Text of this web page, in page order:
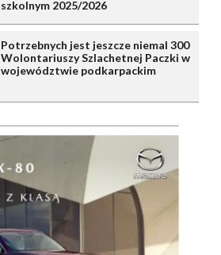
szkolnym 2025/2026
Potrzebnych jest jeszcze niemal 300
Wolontariuszy Szlachetnej Paczki w
województwie podkarpackim